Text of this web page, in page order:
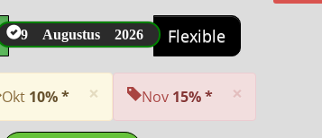
9 Augustus 2026 Flexible
×
Okt 10% * ×
Nov 15% *